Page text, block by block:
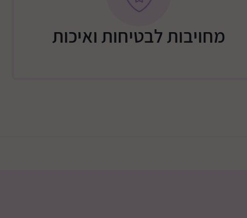
מחויבות לבטיחות ואיכות